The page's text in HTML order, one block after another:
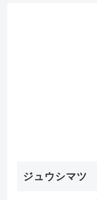
ジュウシマツ